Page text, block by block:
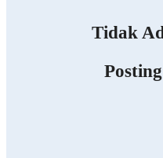
Tidak